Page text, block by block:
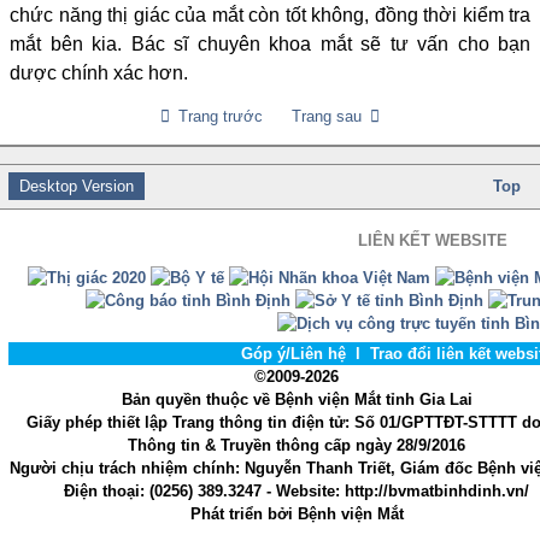
chức năng thị giác của mắt còn tốt không, đồng thời kiểm tra
mắt bên kia. Bác sĩ chuyên khoa mắt sẽ tư vấn cho bạn
dược chính xác hơn.
Trang trước Trang sau
Desktop Version Top
LIÊN KẾT WEBSITE
Góp ý/Liên hệ
Trao đổi liên kết
©2009-2026
Bản quyền thuộc về Bệnh viện Mắt tỉnh Gia Lai
Giấy phép thiết lập Trang thông tin điện tử: Số 01/GPTTĐT-STTTT
Thông tin & Truyền thông cấp ngày 28/9/2016
Người chịu trách nhiệm chính: Nguyễn Thanh Triết, Giám đốc Bệnh
Điện thoại:(0256) 389.3247- Website: http://bvmatbinhdinh.vn/
Phát triển bởi Bệnh viện Mắt